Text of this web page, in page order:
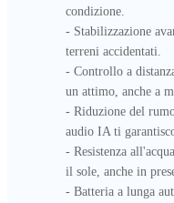
condizione.
- Stabilizzazione
terreni accidentati.
- Controllo a
un attimo, anche a
- Riduzione del
audio IA ti
- Resistenza
il sole, anche in
- Batteria a lunga